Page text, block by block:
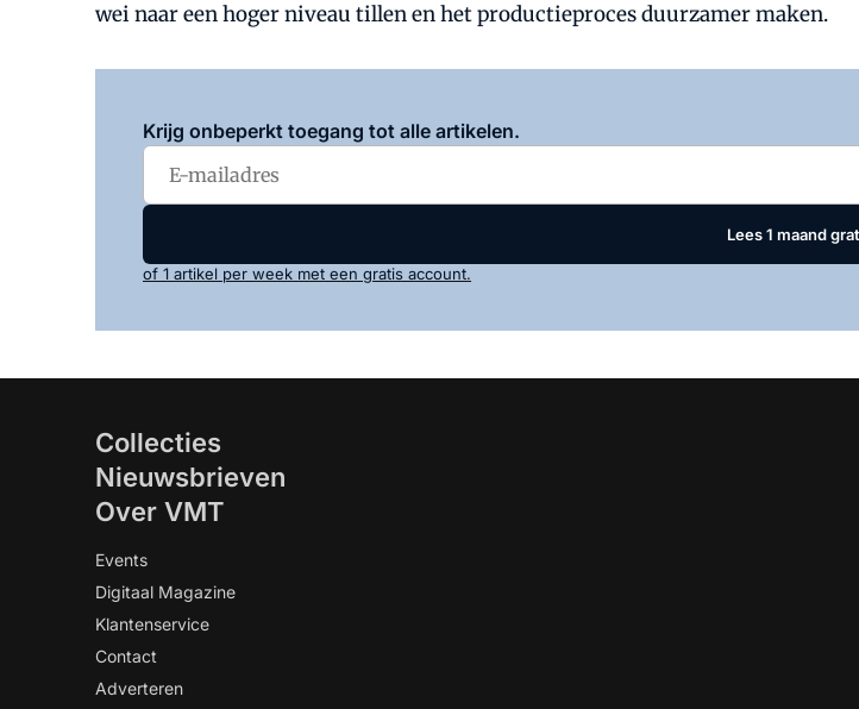
wei naar een hoger niveau tillen en het productieproces duurzamer maken.
Krijg onbeperkt toegang tot alle artikelen.
Lees 1 maand
of 1 artikel per week met een gratis account.
Collecties
Nieuwsbrieven
Over VMT
Events
Digitaal Magazine
Klantenservice
Contact
Adverteren